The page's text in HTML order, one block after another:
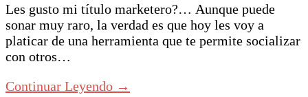
Les gusto mi título marketero?… Aunque puede
sonar muy raro, la verdad es que hoy les voy a
platicar de una herramienta que te permite socializar
con otros…
Continuar Leyendo →